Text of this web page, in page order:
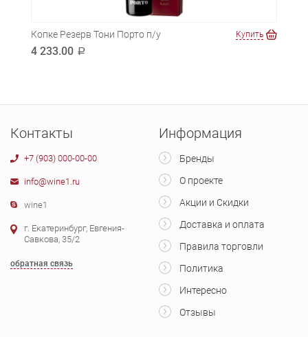
Копке Резерв Тони Порто п/у
4 233.00 a
Купить
Контакты
+7 (903) 000-00-00
info@wine1.ru
wine1
г. Екатеринбург, Евгения-
Савкова, 35/2
обратная связь
Информация
Бренды
О проекте
Акции и Скидки
Доставка и оплата
Правила торговли
Политика
Интересно
Отзывы